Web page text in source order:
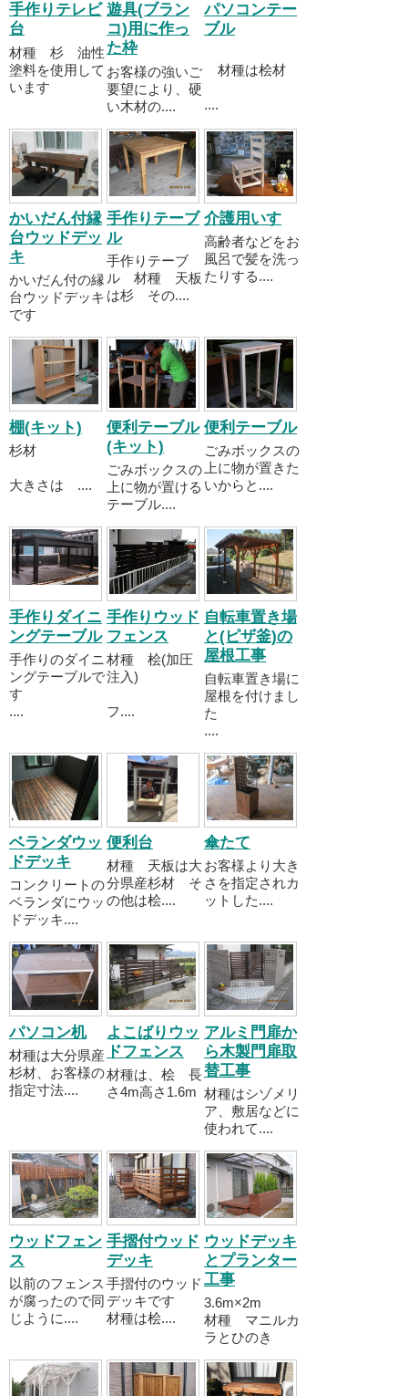
手作りテレビ
台
材種 杉 油性
塗料を使用して
います
遊具(ブラン
コ)用に作っ
た枠
お客様の強いご
要望により、硬
い木材の....
パソコンテー
ブル
材種は桧材
....
かいだん付縁
台ウッドデッ
キ
かいだん付の縁
台ウッドデッキ
です
手作りテーブ
ル
手作りテーブ
ル 材種 天板
は杉 その....
介護用いす
高齢者などをお
風呂で髪を洗っ
たりする....
棚(キット)
杉材
大きさは ....
便利テーブル
(キット)
ごみボックスの
上に物が置ける
テーブル....
便利テーブル
ごみボックスの
上に物が置きた
いからと....
手作りダイニ
ングテーブル
手作りのダイニ
ングテーブルで
す
....
手作りウッド
フェンス
材種 桧(加圧
注入)
フ....
自転車置き場
と(ピザ釜)の
屋根工事
自転車置き場に
屋根を付けまし
た
....
ベランダウッ
ドデッキ
コンクリートの
ベランダにウッ
ドデッキ....
便利台
材種 天板は大
分県産杉材 そ
の他は桧....
傘たて
お客様より大き
さを指定されカ
ットした....
パソコン机
材種は大分県産
杉材、お客様の
指定寸法....
よこばりウッ
ドフェンス
材種は、桧 長
さ4m高さ1.6m
アルミ門扉か
ら木製門扉取
替工事
材種はシゾメリ
ア、敷居などに
使われて....
ウッドフェン
ス
以前のフェンス
が腐ったので同
じように....
手摺付ウッド
デッキ
手摺付のウッド
デッキです
材種は桧....
ウッドデッキ
とプランター
工事
3.6m×2m
材種 マニルカ
ラとひのき